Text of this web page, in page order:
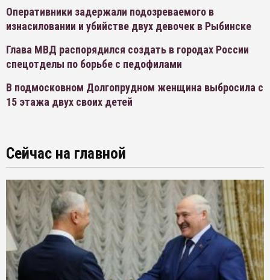
Оперативники задержали подозреваемого в
изнасиловании и убийстве двух девочек в Рыбинске
Глава МВД распорядился создать в городах России
спецотделы по борьбе с педофилами
В подмосковном Долгопрудном женщина выбросила с
15 этажа двух своих детей
Сейчас на главной